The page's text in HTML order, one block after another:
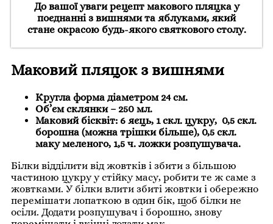
До вашої уваги рецепт макового пляцка у
поєднанні з вишнями та яблуками, який
стане окрасою будь-якого святкового столу.
Маковий пляцок з вишнями
Кругла форма діаметром 24 см.
Об’єм склянки – 250 мл.
Маковий бісквіт: 6 яєць, 1 скл. цукру, 0,5 скл.
борошна (можна трішки більше), 0,5 скл.
маку меленого, 1,5 ч. ложки розпушувача.
Білки відділити від жовтків і збити з більшою
частиною цукру у стійку масу, робити те ж саме з
жовтками. У білки влити збиті жовтки і обережно
перемішати лопаткою в один бік, щоб білки не
осіли. Додати розпушувач і борошно, знову